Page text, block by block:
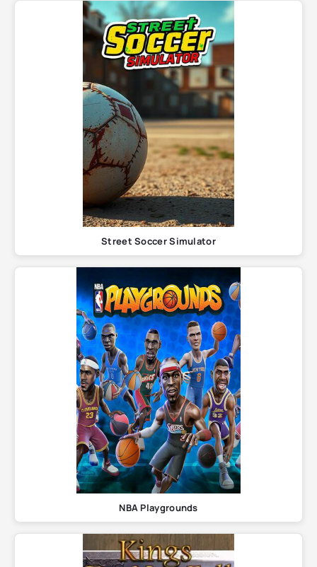
Street Soccer Simulator
NBA Playgrounds